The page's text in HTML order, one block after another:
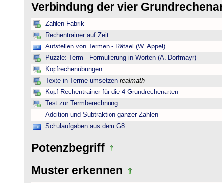
Verbindung der vier
Zahlen-Fabrik
Rechentrainer auf Zeit
Aufstellen von Termen - Rätsel (W. Appel)
Puzzle: Term - Formulierung in Worten (A. Dorfmayr)
Kopfrechenübungen
Texte in Terme umsetzen realmath
Kopf-Rechentrainer für die 4 Grundrechenarten
Test zur Termberechnung
Addition und Subtraktion ganzer Zahlen
Schulaufgaben aus dem G8
Potenzbegriff
Muster erkennen